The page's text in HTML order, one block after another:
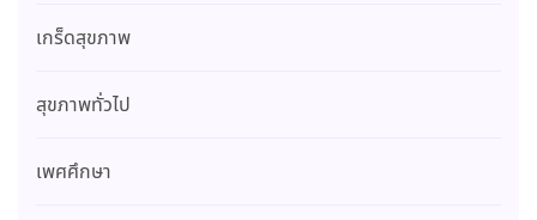
เกร็ดสุขภาพ
สุขภาพทั่วไป
เพศศึกษา